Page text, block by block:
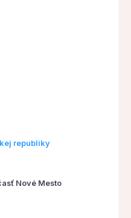
republiky
Nové Mesto